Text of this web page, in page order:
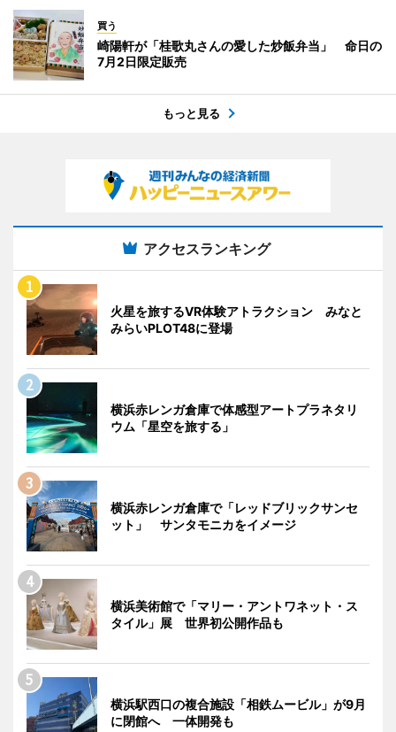
買う
崎陽軒が「桂歌丸さんの愛した炒飯弁当」 命日の
7月2日限定販売
もっと見る
アクセスランキング
火星を旅するVR体験アトラクション みなと
みらいPLOT48に登場
横浜赤レンガ倉庫で体感型アートプラネタリ
ウム「星空を旅する」
横浜赤レンガ倉庫で「レッドブリックサンセ
ット」 サンタモニカをイメージ
横浜美術館で「マリー・アントワネット・ス
タイル」展 世界初公開作品も
横浜駅西口の複合施設「相鉄ムービル」が9月
に閉館へ 一体開発も